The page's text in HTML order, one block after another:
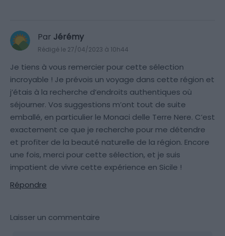
Par Jérémy
Rédigé le 27/04/2023 à 10h44
Je tiens à vous remercier pour cette sélection
incroyable ! Je prévois un voyage dans cette région et
j’étais à la recherche d’endroits authentiques où
séjourner. Vos suggestions m’ont tout de suite
emballé, en particulier le Monaci delle Terre Nere. C’est
exactement ce que je recherche pour me détendre
et profiter de la beauté naturelle de la région. Encore
une fois, merci pour cette sélection, et je suis
impatient de vivre cette expérience en Sicile !
Répondre
Laisser un commentaire